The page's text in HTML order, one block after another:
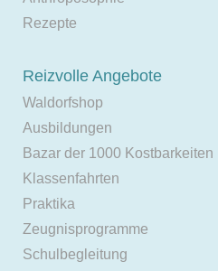
Rezepte
Reizvolle Angebote
Waldorfshop
Ausbildungen
Bazar der 1000 Kostbarkeiten
Klassenfahrten
Praktika
Zeugnisprogramme
Schulbegleitung